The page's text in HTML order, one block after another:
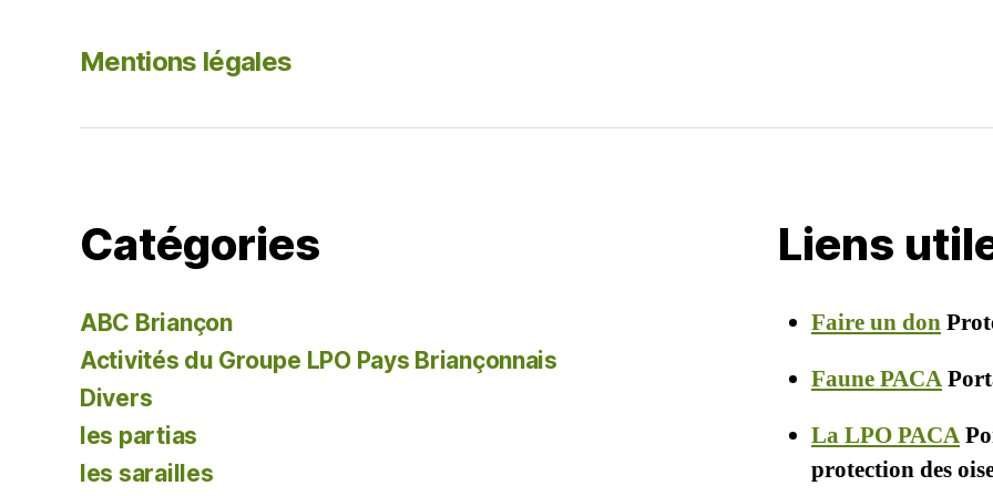
Mentions légales
Catégories
ABC Briançon
Activités du Groupe LPO Pays Briançonnais
Divers
les partias
les sarailles
Liens
Faire un don
Faune PACA
La LPO PACA
protection des